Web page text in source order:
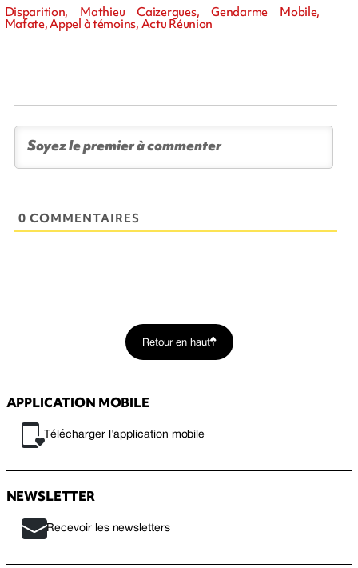
Disparition, Mathieu Caizergues, Gendarme Mobile,
Mafate, Appel à témoins, Actu Réunion
0 COMMENTAIRES
Retour en haut
APPLICATION MOBILE
Télécharger l’application mobile
NEWSLETTER
Recevoir les newsletters